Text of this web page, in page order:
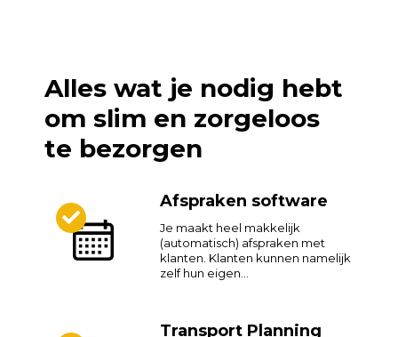
Alles wat je nodig hebt
om slim en zorgeloos
te bezorgen
Afspraken software
Je maakt heel makkelijk
(automatisch) afspraken met
klanten. Klanten kunnen namelijk
zelf hun eigen...
Transport Planning